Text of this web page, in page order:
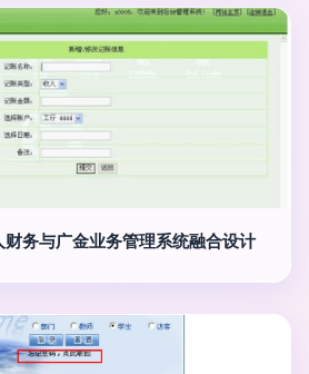
务与广金业务管理系统融合设计